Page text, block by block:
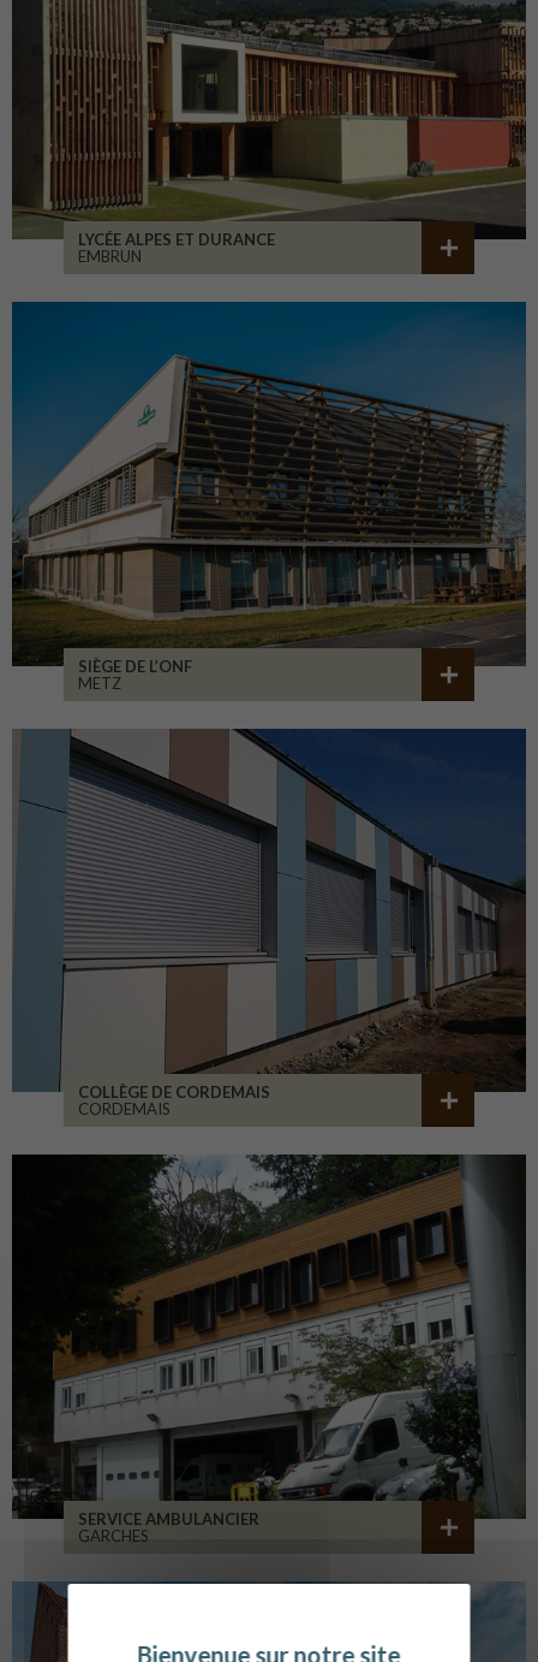
LYCÉE ALPES ET DURANCE
EMBRUN
SIÈGE DE L’ONF
METZ
COLLÈGE DE CORDEMAIS
CORDEMAIS
SERVICE AMBULANCIER
GARCHES